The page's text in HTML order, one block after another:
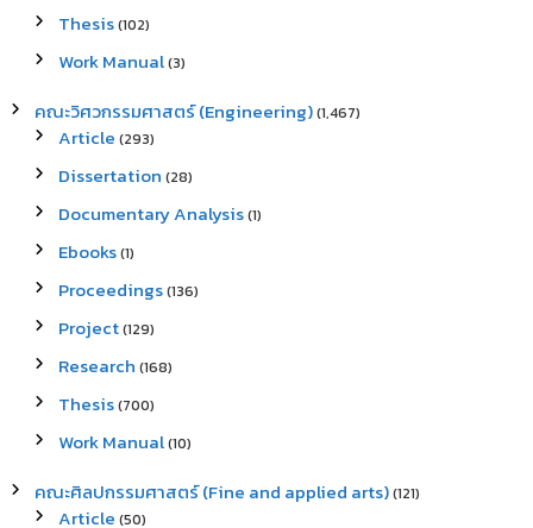
Thesis(102)
Work Manual(3)
คณะวิศวกรรมศาสตร์ (Engineering)(1,467)
Article (293)
Dissertation (28)
Documentary Analysis(1)
Ebooks(1)
Proceedings(136)
Project(129)
Research (168)
Thesis(700)
Work Manual(10)
คณะศิลปกรรมศาสตร์ (Fine and applied arts)(121)
Article (50)